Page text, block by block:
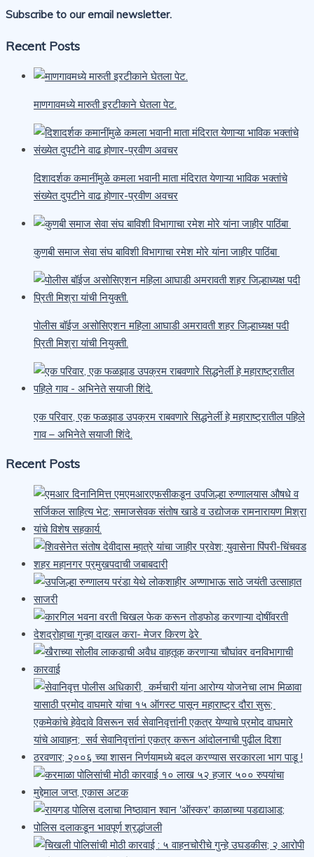
Subscribe to our email newsletter.
Recent Posts
माणगावमध्ये मारुती इरटीकाने घेतला पेट.
दिशादर्शक कमानींमुळे कमला भवानी माता मंदिरात येणाऱ्या भाविक भक्तांचे
संख्येत दुपटीने वाढ होणार-प्रवीण अवचर
कुणबी समाज सेवा संघ बाविशी विभागाचा रमेश मोरे यांना जाहीर पाठिंबा
पोलीस बॉईज असोसिएशन महिला आघाडी अमरावती शहर जिल्हाध्यक्ष पदी
प्रिती मिश्रा यांची नियुक्ती.
एक परिवार, एक फळझाड उपक्रम राबवणारे सिद्धनेर्ली हे महाराष्ट्रातील पहिले
गाव – अभिनेते सयाजी शिंदे.
Recent Posts